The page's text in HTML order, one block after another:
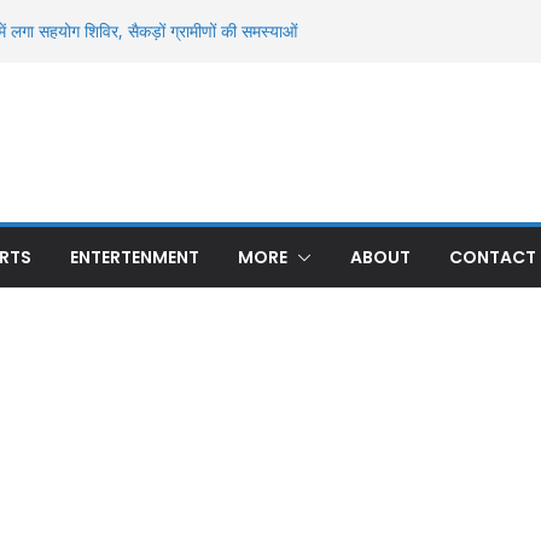
लगा सहयोग शिविर, सैकड़ों ग्रामीणों की समस्याओं
मौत से सनसनी, ओढ़नी के फंदे से लटका मिला शव;
घायल
के निर्देश
ENTERTENMENT MORE ABOUT CONTACT